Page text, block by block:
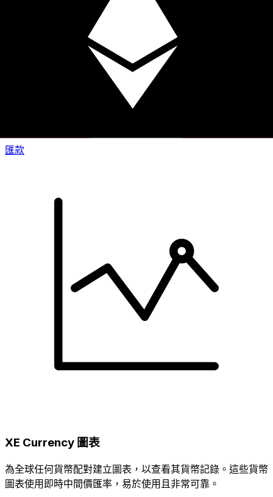
快捷安全地上網匯款。即時追蹤和通知外加靈活的遞送和付款
匯款
XE Currency 圖表
為全球任何貨幣配對建立圖表，以查看其貨幣記錄。這些貨幣
圖表使用即時中間價匯率，易於使用且非常可靠。